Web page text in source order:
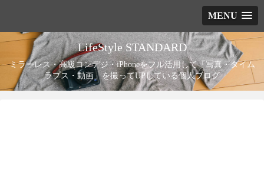
MENU
LifeStyle STANDARD
ミラーレス・高級コンデジ・iPhoneをフル活用して「写真・タイム
ラプス・動画」を撮ってUPしている個人ブログ